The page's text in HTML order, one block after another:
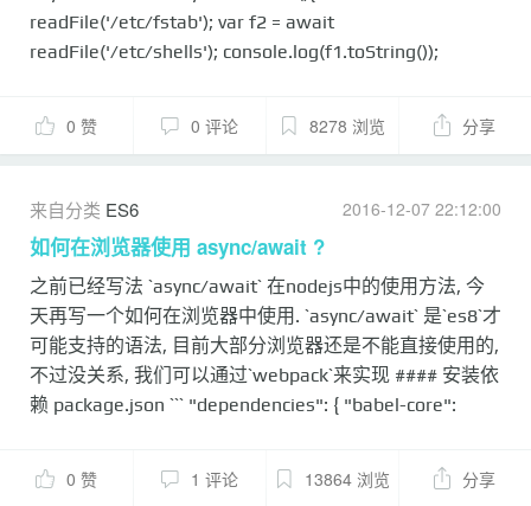
readFile('/etc/fstab'); var f2 = await
readFile('/etc/shells'); console.log(f1.toString());
（1）内置执行器。 async 函数的执行，与普通函数一模
一样，只要一行。`var result = asyncReadFile();` （2）更
函数里有异步操作，await 表示紧跟在后面的表达式需要
令后面，可以跟 Promise 对象和原始类型的值（数值、
字符串和布尔值，但这时等同于同步操作）。 ...
0 赞 0 评论 8278 浏览 分享
来自分类 ES6 2016-12-07 22:12:00
如何在浏览器使用 async/await ?
之前已经写法 `async/await` 在nodejs中的使用方法, 今
天再写一个如何在浏览器中使用. `async/await` 是`es8`才
可能支持的语法, 目前大部分浏览器还是不能直接使用的,
不过没关系, 我们可以通过`webpack`来实现 #### 安装依
赖 package.json ``` "dependencies": { "babel-core":
"^6.9.1", "babel-preset-es2015": "^6.9.0", "babel-
preset-stage-0": "^6.5.0", "core-js": "^2.4.0",
0 赞 1 评论 13864 浏览 分享